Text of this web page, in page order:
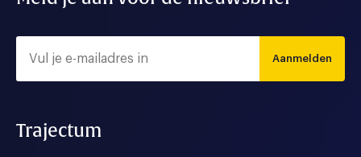
Aanmelden
Trajectum